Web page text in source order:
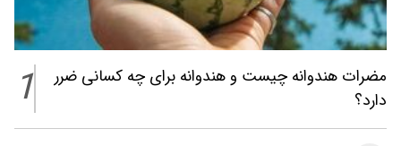
مضرات هندوانه چیست و هندوانه برای چه کسانی ضرر
دارد؟
1